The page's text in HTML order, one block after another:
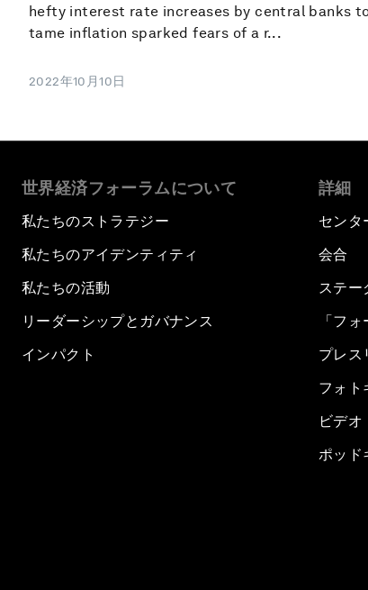
hefty interest rate increases by central banks
tame inflation sparked fears of a r...
2022年10月10日
世界経済フォーラムについて
私たちのストラテジー
私たちのアイデンティティ
私たちの活動
リーダーシップとガバナンス
インパクト
詳細
センタ
会合
ステー
「フ
プレス
フォト
ビデオ
ポッド